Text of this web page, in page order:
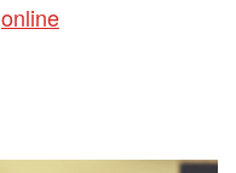
online